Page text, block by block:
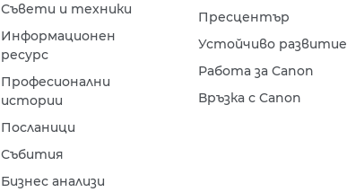
Съвети и техники
Информационен
ресурс
Професионални
истории
Посланици
Събития
Бизнес анализи
Пресцентър
Устойчиво развитие
Работа за Canon
Връзка с Canon